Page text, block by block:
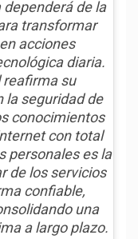
de la
transformar
acciones
diaria.
reafirma su
la seguridad de
conocimientos
con total
personales es la
de los servicios
confiable,
una
a largo plazo.